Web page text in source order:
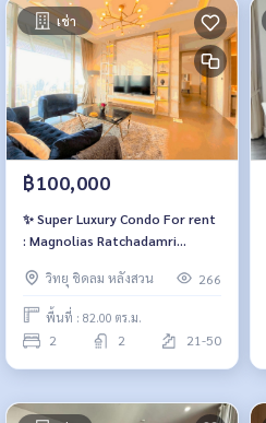
เช่า
฿100,000
✨ Super Luxury Condo For rent
: Magnolias Ratchadamri
วิทยุ ชิดลม หลังสวน
266
พื้นที่ : 82.00 ตร.ม.
2 2 21-50